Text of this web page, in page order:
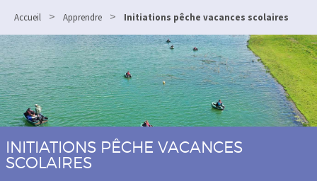
Accueil > Apprendre > Initiations pêche vacances scolaires
INITIATIONS PÊCHE VACANCES
SCOLAIRES